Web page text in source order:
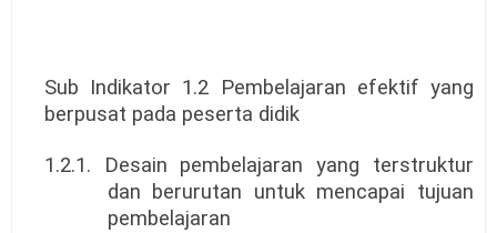
Sub Indikator 1.2 Pembelajaran efektif yang
berpusat pada peserta didik
1.2.1. Desain pembelajaran yang terstruktur
dan berurutan untuk mencapai tujuan
pembelajaran